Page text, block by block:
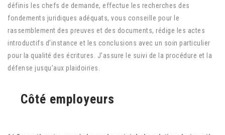
définis les chefs de demande, effectue les recherches des
fondements juridiques adéquats, vous conseille pour le
rassemblement des preuves et des documents, rédige les actes
introductifs d’instance et les conclusions avec un soin particulier
pour la qualité des écritures. J’assure le suivi de la procédure et la
défense jusqu’aux plaidoiries.
Côté employeurs